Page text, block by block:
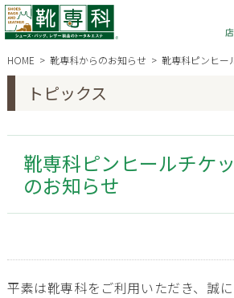
HOME 靴専科からのお知らせ 靴専科ピンヒール
トピックス
靴専科ピンヒールチケ
のお知らせ
平素は靴専科をご利用いただき、誠